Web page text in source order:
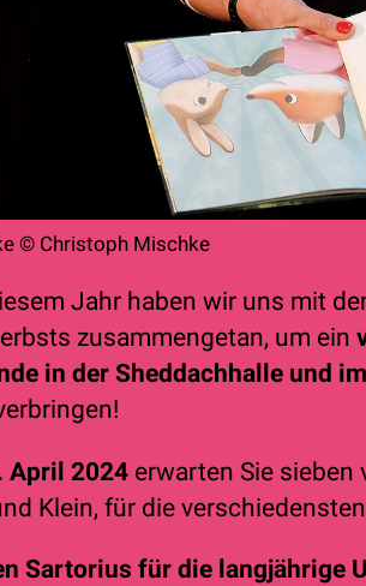
© Christoph Mischke
Jahr haben wir uns mit
zusammengetan, um ein
in der Sheddachhalle und
April 2024 erwarten Sie
Klein, für die
Sartorius für die langjährige